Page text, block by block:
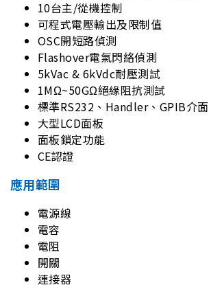
10台主/從機控制
可程式電壓輸出及限制值
OSC開短路偵測
Flashover電氣閃絡偵測
5kVac & 6kVdc耐壓測試
1MΩ~50GΩ絕緣阻抗測試
標準RS232、Handler、GPIB介面
大型LCD面板
面板鎖定功能
CE認證
應用範圍
電源線
電容
電阻
開關
連接器